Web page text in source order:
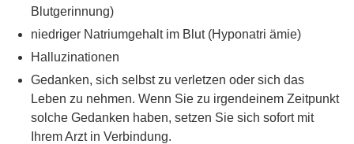
Blutgerinnung)
niedriger Natriumgehalt im Blut (Hyponatri ämie)
Halluzinationen
Gedanken, sich selbst zu verletzen oder sich das
Leben zu nehmen. Wenn Sie zu irgendeinem Zeitpunkt
solche Gedanken haben, setzen Sie sich sofort mit
Ihrem Arzt in Verbindung.